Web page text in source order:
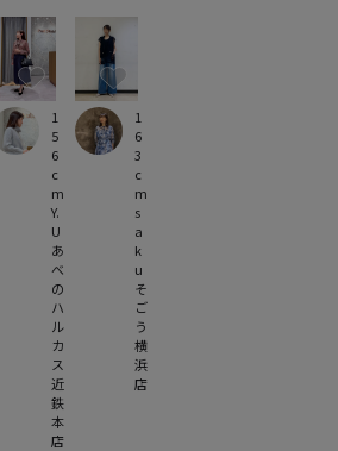
あ
べ
の
ハ
ル
カ
ス
近
鉄
本
店
Y.
U
1
5
6
c
m
そ
ご
う
横
浜
店
s
a
k
u
1
6
3
c
m